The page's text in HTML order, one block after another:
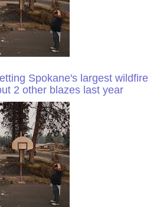
Spokane's largest wildfire
2 other blazes last year